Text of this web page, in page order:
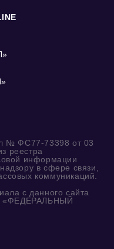
№ ФС77-73398 от 03
реестра
информации
в сфере связи,
коммуникаций.
с данного сайта
«ФЕДЕРАЛЬНЫЙ